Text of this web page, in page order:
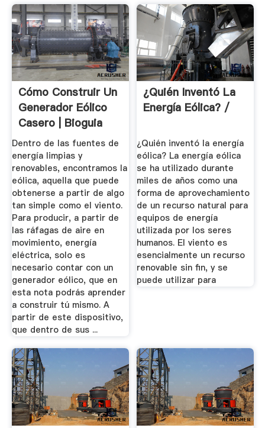
Cómo Construir Un
Generador Eólico
Casero | Bioguia
Dentro de las fuentes de
energía limpias y
renovables, encontramos la
eólica, aquella que puede
obtenerse a partir de algo
tan simple como el viento.
Para producir, a partir de
las ráfagas de aire en
movimiento, energía
eléctrica, solo es
necesario contar con un
generador eólico, que en
esta nota podrás aprender
a construir tú mismo. A
partir de este dispositivo,
que dentro de sus ...
¿Quién Inventó La
Energía Eólica? /
¿Quién inventó la energía
eólica? La energía eólica
se ha utilizado durante
miles de años como una
forma de aprovechamiento
de un recurso natural para
equipos de energía
utilizada por los seres
humanos. El viento es
esencialmente un recurso
renovable sin fin, y se
puede utilizar para